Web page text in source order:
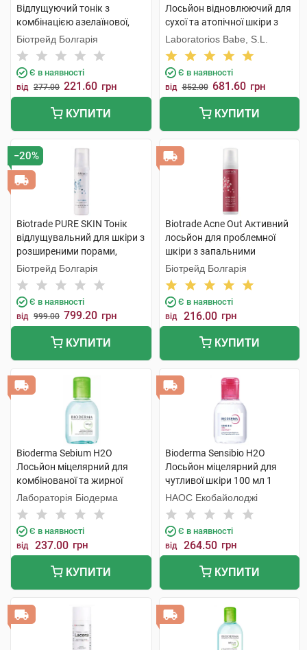
Відлущуючий тонік з
комбінацією азелаїнової,
гліколевої і саліцилової
кислот 10 мл 1 флакон
Біотрейд Болгарія
Є в наявності
від 277.00 221.60 грн
КУПИТИ
Лосьйон відновлюючий для
сухої та атопічної шкіри з
10% сечовини 500 мл 1
флакон
Laboratorios Babe, S.L.
Є в наявності
від 852.00 681.60 грн
КУПИТИ
−20%
Biotrade PURE SKIN Тонік
відлущувальний для шкіри з
розширеними порами,
нерівностями, постакне та
віковими змінами 60 мл 1
флакон
Біотрейд Болгарія
Є в наявності
від 999.00 799.20 грн
КУПИТИ
Biotrade Acne Out Активний
лосьйон для проблемної
шкіри з запальними
формами акне 10 мл 1
флакон
Біотрейд Болгарія
Є в наявності
від 216.00 грн
КУПИТИ
Bioderma Sebium H2O
Лосьйон міцелярний для
комбінованої та жирної
шкіри 100 мл 1 флакон
Лабораторія Біодерма
Є в наявності
від 237.00 грн
КУПИТИ
Bioderma Sensibio H2O
Лосьйон міцелярний для
чутливої шкіри 100 мл 1
флакон
НАОС Екобайолоджі
Є в наявності
від 264.50 грн
КУПИТИ